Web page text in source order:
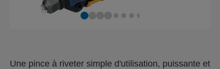
Une pince à riveter simple d'utilisation, puissante et